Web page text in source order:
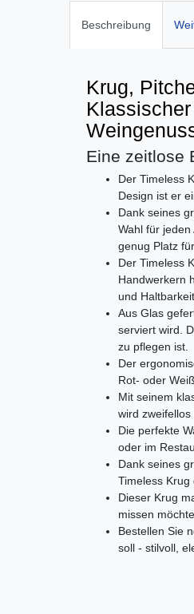
Beschreibung
Krug,
Eine zeitlose
Der Timeless
Design ist er
Dank seines
Wahl für
genug Platz
Der Timeless
Handwerkern
und Haltbarkeit.
Aus Glas
serviert wird.
zu pflegen ist.
Der
Rot- oder
Mit seinem
wird zweifellos
Die perfekte
oder im
Dank seines
Timeless
Dieser Krug
missen möchte.
Bestellen Sie
soll - stilvoll,